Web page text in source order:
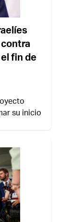
fin de
su inicio